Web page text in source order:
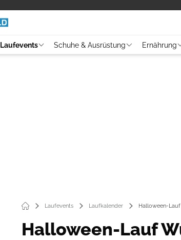
Laufevents Schuhe & Ausrüstung Ernährung
Laufevents Laufkalender Halloween-
Halloween-Lauf